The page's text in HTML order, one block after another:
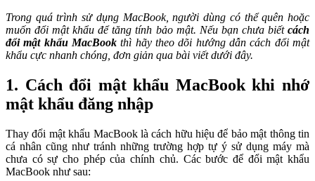
Trong quá trình sử dụng MacBook, người dùng có thể quên hoặc
muốn đổi mật khẩu để tăng tính bảo mật. Nếu bạn chưa biết cách
đổi mật khẩu MacBook thì hãy theo dõi hướng dẫn cách đổi mật
khẩu cực nhanh chóng, đơn giản qua bài viết dưới đây.
1. Cách đổi mật khẩu MacBook khi nhớ
mật khẩu đăng nhập
Thay đổi mật khẩu MacBook là cách hữu hiệu để bảo mật thông tin
cá nhân cũng như tránh những trường hợp tự ý sử dụng máy mà
chưa có sự cho phép của chính chủ. Các bước để đổi mật khẩu
MacBook như sau: